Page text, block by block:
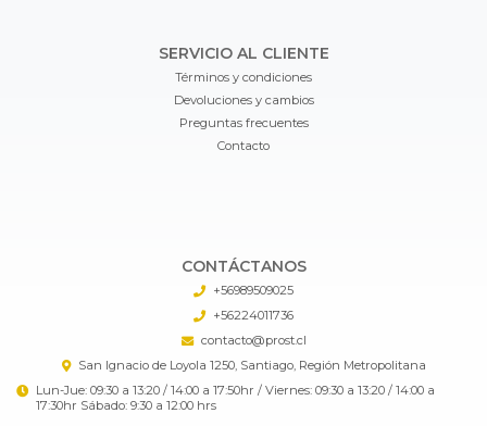
SERVICIO AL CLIENTE
Términos y condiciones
Devoluciones y cambios
Preguntas frecuentes
Contacto
CONTÁCTANOS
+56989509025
+56224011736
contacto@prost.cl
San Ignacio de Loyola 1250, Santiago, Región Metropolitana
Lun-Jue: 09:30 a 13:20 / 14:00 a 17:50hr / Viernes: 09:30 a 13:20 / 14:00 a
17:30hr Sábado: 9:30 a 12:00 hrs